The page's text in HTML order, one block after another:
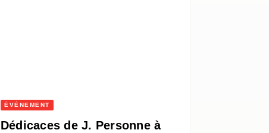
ÉVÈNEMENT
Dédicaces de J. Personne à